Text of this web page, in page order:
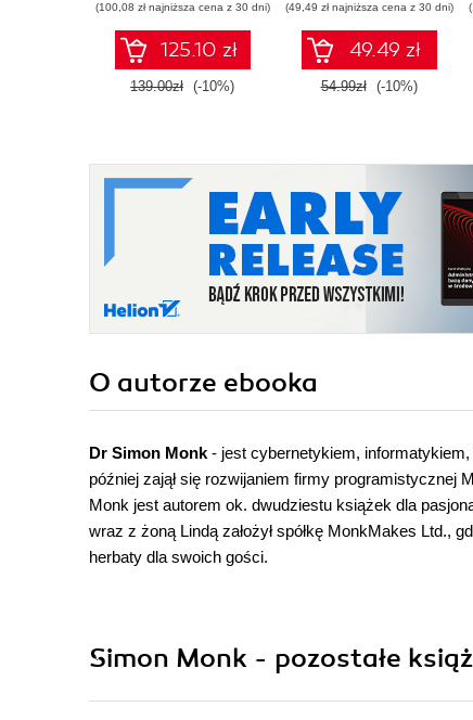
for the Microsoft AB-
900 certification
exam
(100,08 zł najniższa cena z 30 dni)
125.10 zł
139.00zł (-10%)
(49,49 zł najniższa cena z 30 dni)
49.49 zł
54.99zł (-10%)
O autorze ebooka
Dr Simon Monk - jest cybernetykiem,
później zajął się rozwijaniem firmy programistycznej
Monk jest autorem ok. dwudziestu książek dla
wraz z żoną Lindą założył spółkę MonkMakes Ltd.,
herbaty dla swoich gości.
Simon Monk - pozostałe